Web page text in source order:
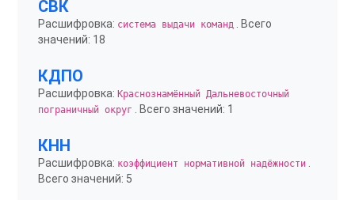
СВК
Расшифровка: система выдачи команд . Всего
значений: 18
КДПО
Расшифровка: Краснознамённый Дальневосточный
пограничный округ
. Всего значений: 1
КНН
Расшифровка: коэффициент нормативной надёжности
Всего значений: 5